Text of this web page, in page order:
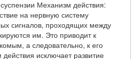
Механизм действия:
на нервную систему
сигналов, проходящих между
им. Это приводит к
а следовательно, к его
исключает развитие